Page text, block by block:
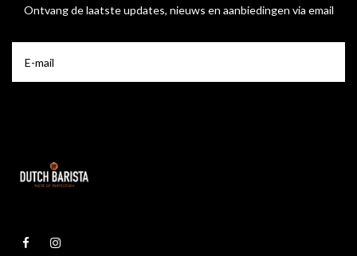
Ontvang de laatste updates, nieuws en aanbiedingen via email